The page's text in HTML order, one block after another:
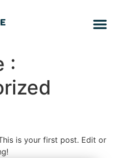
:
is your first post. Edit or